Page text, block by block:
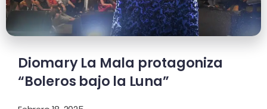
Diomary La Mala protagoniza
“Boleros bajo la Luna”